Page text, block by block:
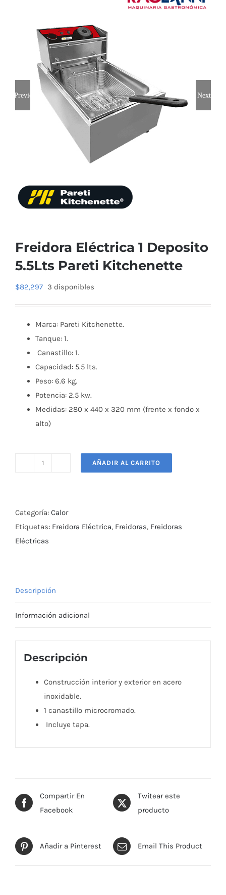
Previous Next
Freidora Eléctrica 1 Deposito
5.5Lts Pareti Kitchenette
$82,297 3 disponibles
Marca: Pareti Kitchenette.
Tanque: 1.
Canastillo: 1.
Capacidad: 5.5 lts.
Peso: 6.6 kg.
Potencia: 2.5 kw.
Medidas: 280 x 440 x 320 mm (frente x fondo x
alto)
Deposito
5.5Lts
Pareti
AÑADIR AL CARRITO
Categoría: Calor
Etiquetas: Freidora Eléctrica, Freidoras, Freidoras
Eléctricas
Descripción
Información adicional
Descripción
Construcción interior y exterior en acero
inoxidable.
1 canastillo microcromado.
Incluye tapa.
Compartir En
Facebook
Twitear este
producto
Añadir a Pinterest Email This Product